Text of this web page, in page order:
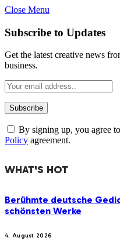
Close Menu
Subscribe to Updates
Get the latest creative news
business.
By signing up, you agree
Policy agreement.
WHAT'S HOT
Berühmte deutsche
schönsten Werke
4. August 2026